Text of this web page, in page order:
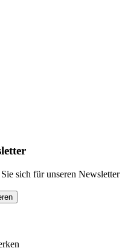
sich für unseren Newsletter